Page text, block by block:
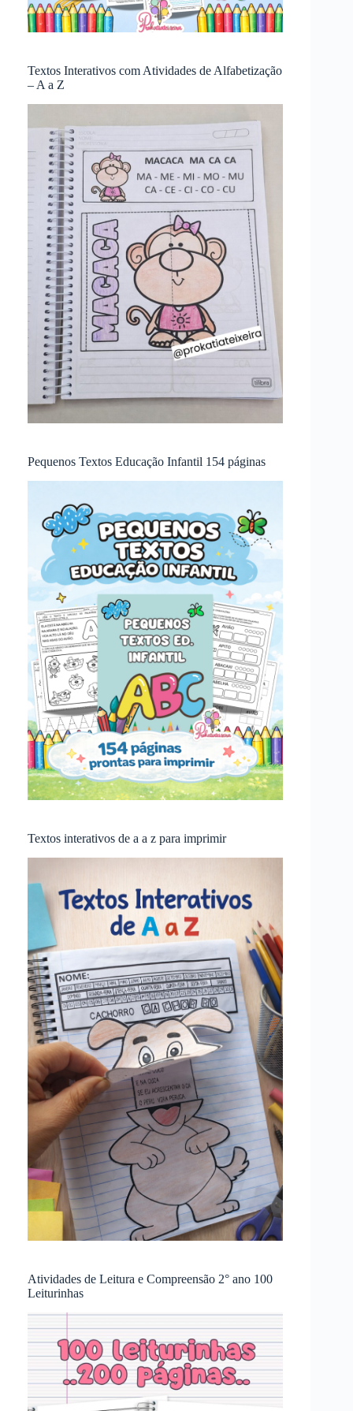
Textos Interativos com Atividades de Alfabetização
– A a Z
Pequenos Textos Educação Infantil 154 páginas
Textos interativos de a a z para imprimir
Atividades de Leitura e Compreensão 2° ano 100
Leiturinhas